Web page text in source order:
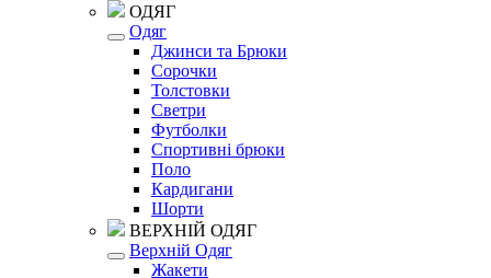
ОДЯГ
Одяг
Джинси та Брюки
Сорочки
Толстовки
Светри
Футболки
Спортивні брюки
Поло
Кардигани
Шорти
ВЕРХНІЙ ОДЯГ
Верхній Одяг
Жакети